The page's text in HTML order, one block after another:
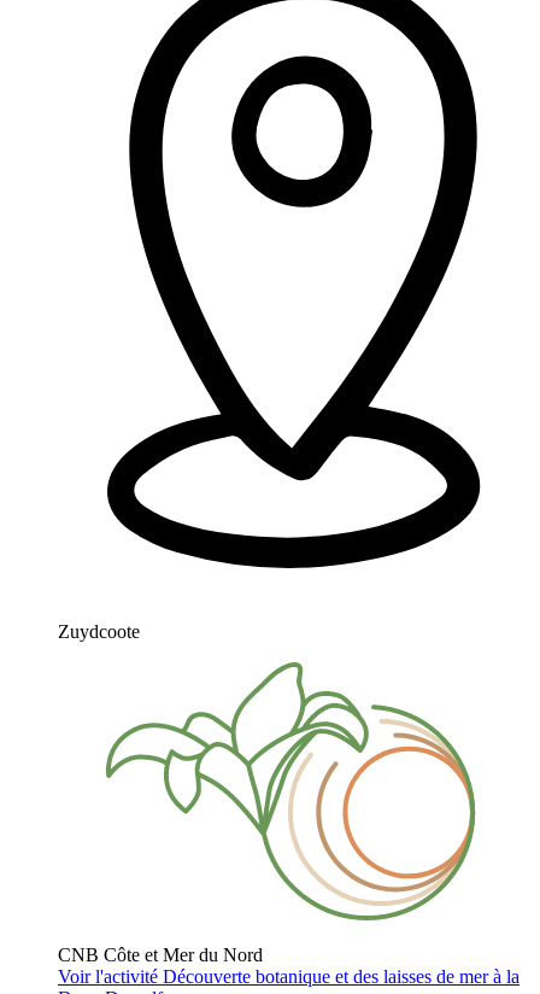
Zuydcoote
CNB Côte et Mer du Nord
Voir l'activité Découverte botanique et des laisses de mer à la